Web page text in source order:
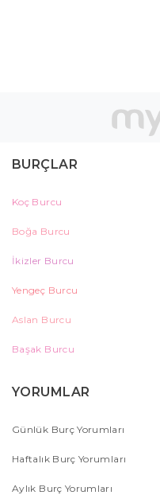
BURÇLAR
Koç Burcu
Boğa Burcu
İkizler Burcu
Yengeç Burcu
Aslan Burcu
Başak Burcu
YORUMLAR
Günlük Burç Yorumları
Haftalık Burç Yorumları
Aylık Burç Yorumları